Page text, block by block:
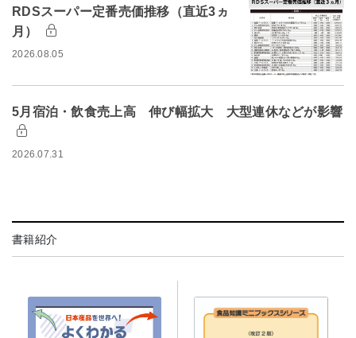
RDSスーパー定番売価推移（直近3ヵ
月）
2026.08.05
5月宿泊・飲食売上高 伸び幅拡大 大型連休などが影響
2026.07.31
書籍紹介